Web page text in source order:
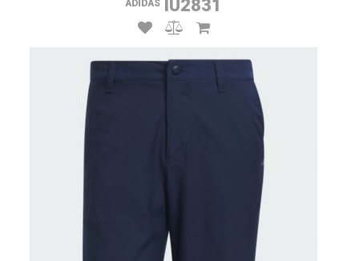
ADIDAS IU2831